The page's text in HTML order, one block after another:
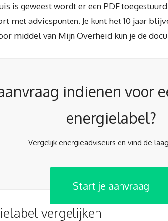
is geweest wordt er een PDF
met adviespunten. Je kunt het 10 jaar
middel van Mijn Overheid kun je de
indienen voor
energielabel?
Vergelijk energieadviseurs en vind de
Start je aanvraag
vergelijken